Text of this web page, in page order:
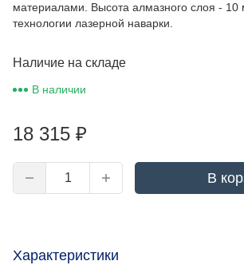
материалами. Высота алмазного слоя - 10
технологии лазерной наварки.
Наличие на складе
В наличии
18 315 ₽
В
Характеристики